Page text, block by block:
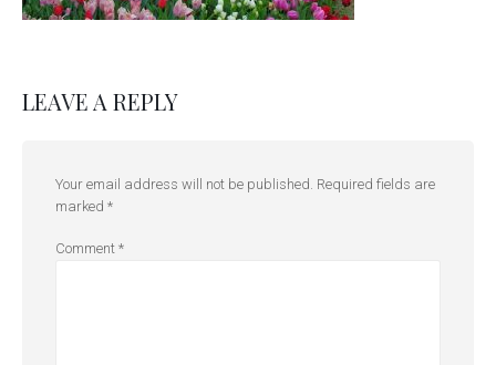
LEAVE A REPLY
Your email address will not be published. Required fields are
marked *
Comment *